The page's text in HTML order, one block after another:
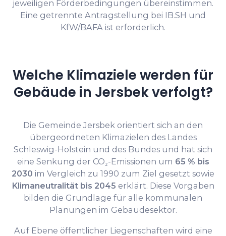
jeweiligen Förderbedingungen übereinstimmen.
Eine getrennte Antragstellung bei IB.SH und
KfW/BAFA ist erforderlich.
Welche Klimaziele werden für
Gebäude in Jersbek verfolgt?
Die Gemeinde Jersbek orientiert sich an den
übergeordneten Klimazielen des Landes
Schleswig-Holstein und des Bundes und hat sich
eine Senkung der CO₂-Emissionen um 65 % bis
2030 im Vergleich zu 1990 zum Ziel gesetzt sowie
Klimaneutralität bis 2045 erklärt. Diese Vorgaben
bilden die Grundlage für alle kommunalen
Planungen im Gebäudesektor.
Auf Ebene öffentlicher Liegenschaften wird eine